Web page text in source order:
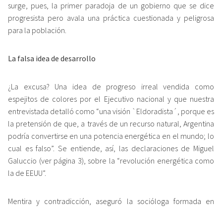
surge, pues, la primer paradoja de un gobierno que se dice
progresista pero avala una práctica cuestionada y peligrosa
para la población.
La falsa idea de desarrollo
¿La excusa? Una idea de progreso irreal vendida como
espejitos de colores por el Ejecutivo nacional y que nuestra
entrevistada detalló como “una visión `Eldoradista´, porque es
la pretensión de que, a través de un recurso natural, Argentina
podría convertirse en una potencia energética en el mundo; lo
cual es falso”. Se entiende, así, las declaraciones de Miguel
Galuccio (ver página 3), sobre la “revolución energética como
la de EEUU”.
Mentira y contradicción, aseguró la socióloga formada en